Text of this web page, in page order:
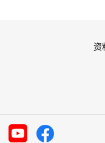
资